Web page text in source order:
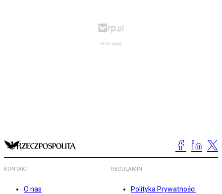
KONTAKT
O nas
REGULAMIN
Polityka Prywatności